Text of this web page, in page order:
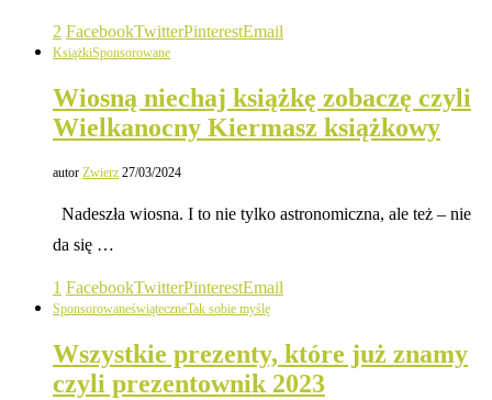
2 FacebookTwitterPinterestEmail
KsiążkiSponsorowane
Wiosną niechaj książkę zobaczę czyli
Wielkanocny Kiermasz książkowy
autor Zwierz 27/03/2024
Nadeszła wiosna. I to nie tylko astronomiczna, ale też – nie
da się …
1 FacebookTwitterPinterestEmail
SponsorowaneświąteczneTak sobie myślę
Wszystkie prezenty, które już znamy
czyli prezentownik 2023